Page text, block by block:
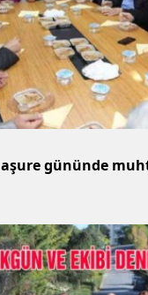
gününde